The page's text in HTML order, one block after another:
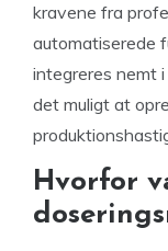
kravene fra
automatiserede
integreres nemt
det muligt at
Hvorfor